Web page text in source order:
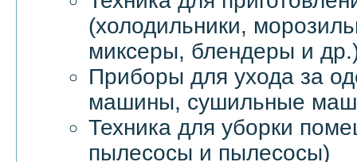
(холодильники,
миксеры, блендеры и
Приборы для ухода за
машины, сушильные
Техника для уборки
пылесосы и пылесосы)